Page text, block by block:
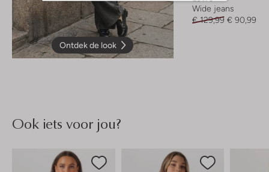
Ontdek de look
Wide jeans
€ 129,99 € 90,99
Ook iets voor jou?